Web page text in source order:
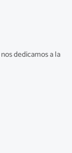
dedicamos a la